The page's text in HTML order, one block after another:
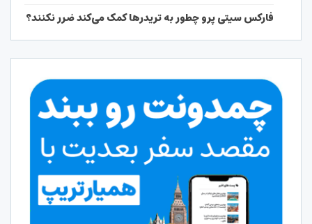
فارکس سیتی پرو چطور به تریدرها کمک می‌کند ضرر نکنند؟